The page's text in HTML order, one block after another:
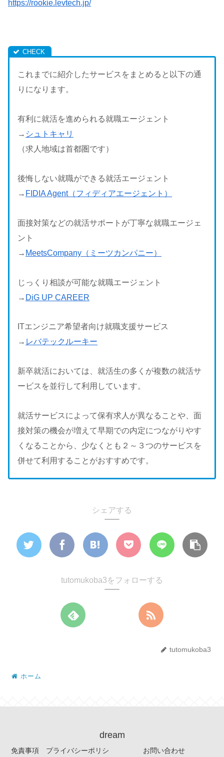
https://rookie.levtech.jp/
これまでに紹介したサービスをまとめると以下の通
りになります。
有利に就活を進められる就職エージェント
→ シュトキャリ
（求人地域は首都圏です）
後悔しない就職ができる就活エージェント
→ FIDIA Agent（フィディアエージェント）
面接対策などの就活サポートが丁寧な就職エージェ
ント
→ MeetsCompany（ミーツカンパニー）
じっくり相談が可能な就職エージェント
→ DiG UP CAREER
ITエンジニア希望者向け就職支援サービス
→ レバテックルーキー
新卒就活においては、就活生の多くが複数の就活サ
ービスを並行して利用しています。
就活サービスによって保有求人が異なることや、面
接対策の機会が増えて早期での内定につながりやす
くなることから、少なくとも２～３つのサービスを
併せて利用することがおすすめです。
シェアする
tutomukoba3をフォローする
tutomukoba3
ホーム
dream
免責事項 プライバシーポリシ お問い合わせ